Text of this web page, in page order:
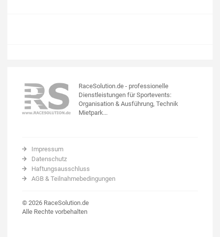
RaceSolution.de - professionelle
Dienstleistungen für Sportevents:
Organisation & Ausführung, Technik
Mietpark...
Impressum
Datenschutz
Haftungsausschluss
AGB & Teilnahmebedingungen
© 2026 RaceSolution.de
Alle Rechte vorbehalten